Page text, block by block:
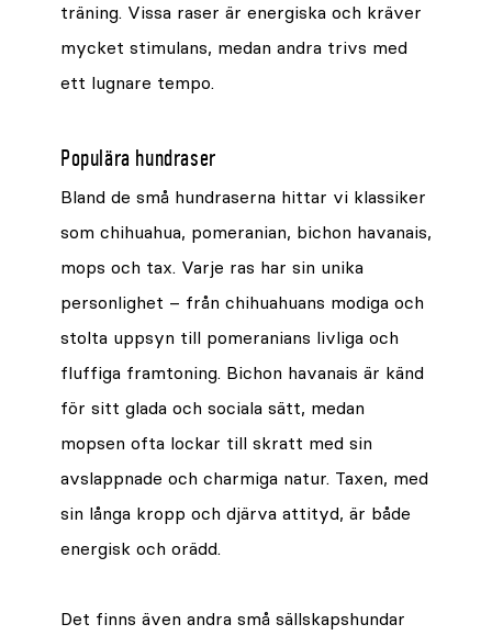
träning. Vissa raser är energiska och kräver
mycket stimulans, medan andra trivs med
ett lugnare tempo.
Populära hundraser
Bland de små hundraserna hittar vi klassiker
som chihuahua, pomeranian, bichon havanais,
mops och tax. Varje ras har sin unika
personlighet – från chihuahuans modiga och
stolta uppsyn till pomeranians livliga och
fluffiga framtoning. Bichon havanais är känd
för sitt glada och sociala sätt, medan
mopsen ofta lockar till skratt med sin
avslappnade och charmiga natur. Taxen, med
sin långa kropp och djärva attityd, är både
energisk och orädd.
Det finns även andra små sällskapshundar